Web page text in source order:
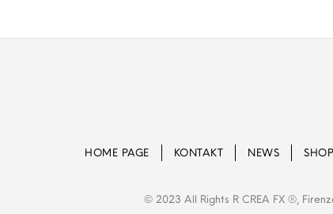
HOME PAGE KONTAKT NEWS SHOP
© 2023 All Rights R CREA FX ®,